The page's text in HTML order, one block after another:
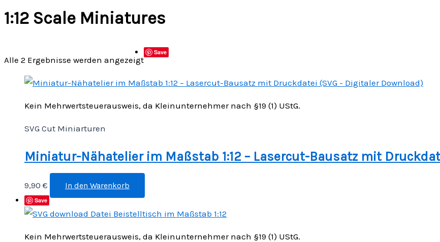
1:12 Scale Miniatures
Alle 2 Ergebnisse werden angezeigt
Save
Kein Mehrwertsteuerausweis, da Kleinunternehmer nach §19 (1) UStG.
SVG Cut Miniarturen
Miniatur-Nähatelier im Maßstab 1:12 – Lasercut-Bausatz mit
9,90 € In den Warenkorb
Save
Kein Mehrwertsteuerausweis, da Kleinunternehmer nach §19 (1) UStG.